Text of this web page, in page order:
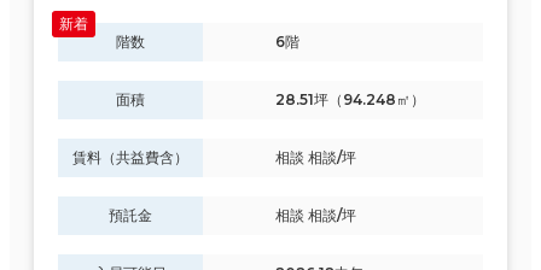
階数 6階
面積 28.51坪（94.248㎡）
賃料（共益費含） 相談 相談/坪
預託金 相談 相談/坪